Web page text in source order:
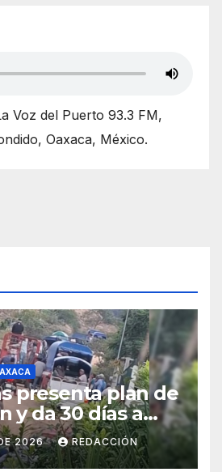
Voz del Puerto 93.3 FM,
Oaxaca, México.
presenta plan de
y da 30 días a
para
territorial
2026 REDACCIÓN